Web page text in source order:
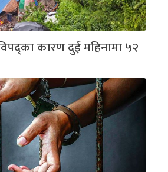
कारण दुई महिनामा ५२